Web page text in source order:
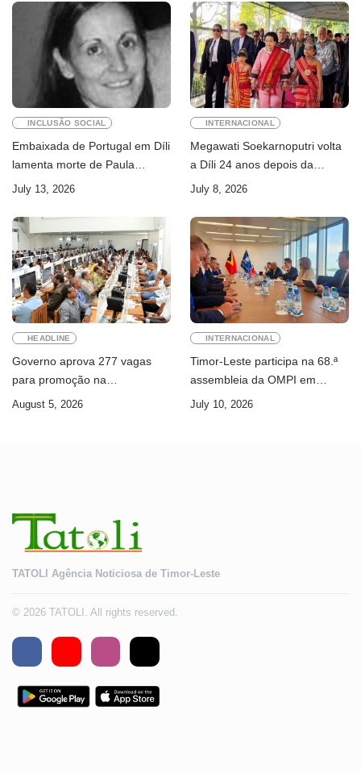
INCLUSÃO SOCIAL
Embaixada de Portugal em Díli
lamenta morte de Paula
Ferreira Pinto
July 13, 2026
INTERNACIONAL
Megawati Soekarnoputri volta
a Díli 24 anos depois da
primeira visita
July 8, 2026
HEADLINE
Governo aprova 277 vagas
para promoção na
Administração Pública
August 5, 2026
INTERNACIONAL
Timor-Leste participa na 68.ª
assembleia da OMPI em
Genebra
July 10, 2026
TATOLI Agência Noticiosa de Timor-Leste
© 2026 TATOLI. All rights reserved.